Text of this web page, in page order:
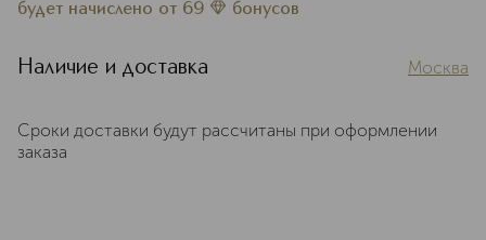
будет начислено от 69 бонусов
Наличие и доставка Москва
Сроки доставки будут рассчитаны при оформлении
заказа